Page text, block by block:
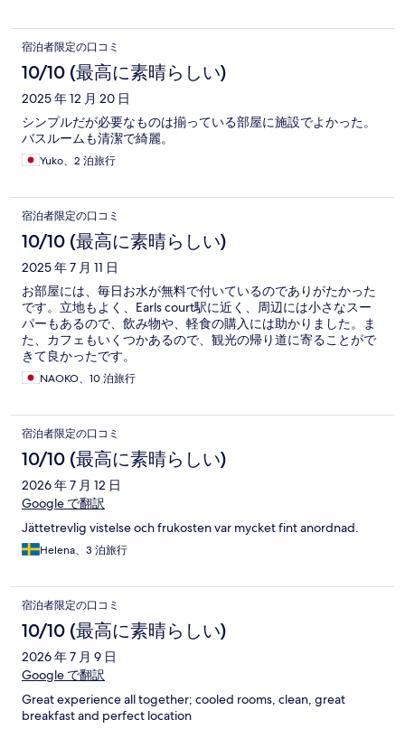
宿泊者限定の口コミ
10/10 (最高に素晴らしい)
2025 年 12 月 20 日
シンプルだが必要なものは揃っている部屋に施設でよかった。
バスルームも清潔で綺麗。
Yuko、2 泊旅行
宿泊者限定の口コミ
10/10 (最高に素晴らしい)
2025 年 7 月 11 日
お部屋には、毎日お水が無料で付いているのでありがたかった
です。立地もよく、Earls court駅に近く、周辺には小さなスー
パーもあるので、飲み物や、軽食の購入には助かりました。ま
た、カフェもいくつかあるので、観光の帰り道に寄ることがで
きて良かったです。
NAOKO、10 泊旅行
宿泊者限定の口コミ
10/10 (最高に素晴らしい)
2026 年 7 月 12 日
Google で翻訳
Jättetrevlig vistelse och frukosten var mycket fint anordnad.
Helena、3 泊旅行
宿泊者限定の口コミ
10/10 (最高に素晴らしい)
2026 年 7 月 9 日
Google で翻訳
Great experience all together; cooled rooms, clean, great
breakfast and perfect location